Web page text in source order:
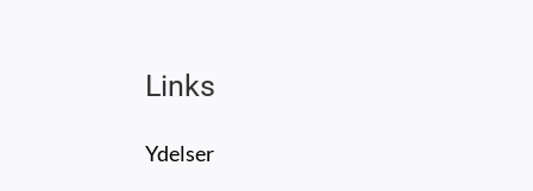
Links
Ydelser